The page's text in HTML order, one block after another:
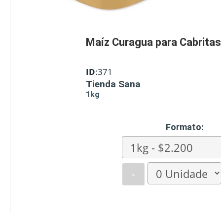
Maíz Curagua para Cabritas
ID:371
Tienda Sana
1kg
Formato:
-